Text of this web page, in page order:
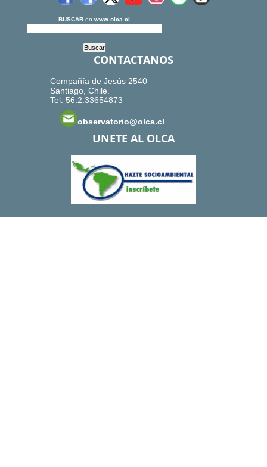
BUSCAR en www.olca.cl
CONTACTANOS
Compañía de Jesús 2540
Santiago, Chile.
Tel: 56.2.33654873
observatorio@olca.cl
UNETE AL OLCA